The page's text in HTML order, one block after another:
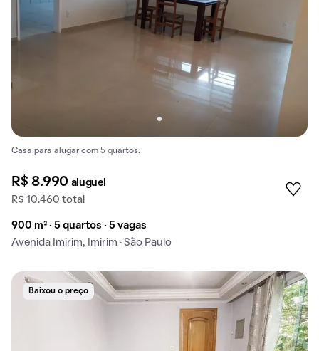
Casa para alugar com 5 quartos.
R$ 8.990 aluguel
R$ 10.460 total
900 m² · 5 quartos · 5 vagas
Avenida Imirim, Imirim · São Paulo
Baixou o preço